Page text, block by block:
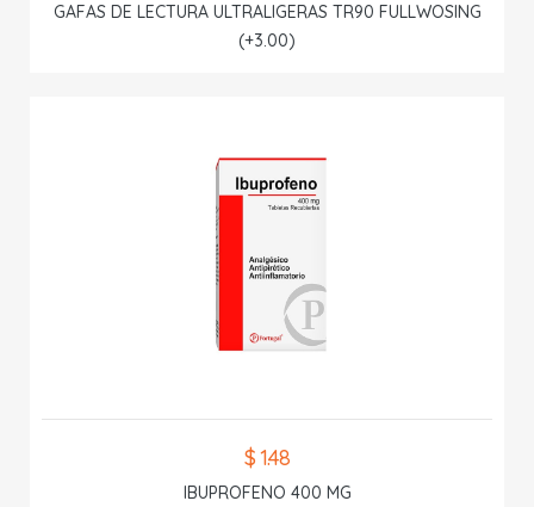
GAFAS DE LECTURA ULTRALIGERAS TR90 FULLWOSING
(+3.00)
$ 1.48
IBUPROFENO 400 MG